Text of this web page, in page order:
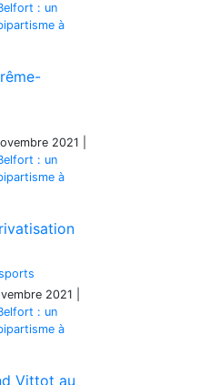
: un
à
2021
: un
à
2021
: un
à
Vittot au